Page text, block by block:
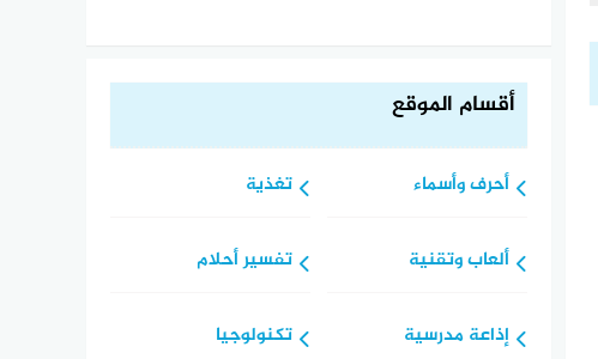
أقسام الموقع
أحرف وأسماء
ألعاب وتقنية
إذاعة مدرسية
تغذية
تفسير أحلام
تكنولوجيا